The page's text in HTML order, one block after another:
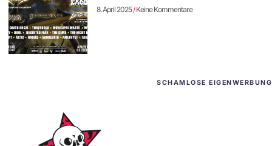
8. April 2025 Keine Kommentare
SCHAMLOSE EIGENWERBUNG